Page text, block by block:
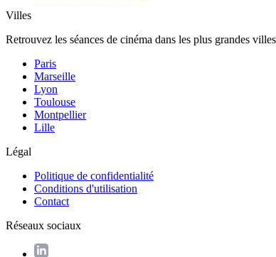
Villes
Retrouvez les séances de cinéma dans les plus grandes
Paris
Marseille
Lyon
Toulouse
Montpellier
Lille
Légal
Politique de confidentialité
Conditions d'utilisation
Contact
Réseaux sociaux